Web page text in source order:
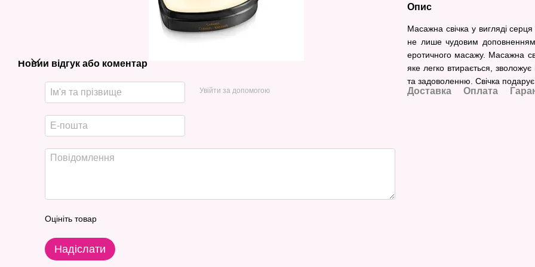
Новий відгук або коментар
Увійти за допомогою
Оцініть товар
Надіслати
Опис
Масажна свічка у вигляді
не лише чудовим
еротичного масажу. Масажна
яке легко втирається,
та задоволенню. Свічка
Доставка Оплата